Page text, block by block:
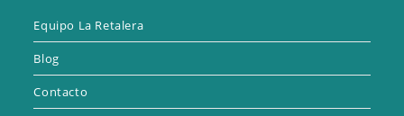
Equipo La Retalera
Blog
Contacto